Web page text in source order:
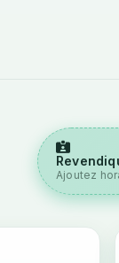
Ajoutez